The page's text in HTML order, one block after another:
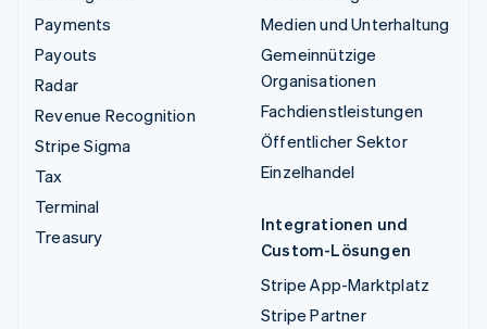
Payments
Payouts
Radar
Revenue Recognition
Stripe Sigma
Tax
Terminal
Treasury
Medien und Unterhaltung
Gemeinnützige
Organisationen
Fachdienstleistungen
Öffentlicher Sektor
Einzelhandel
Integrationen und
Custom-Lösungen
Stripe App-Marktplatz
Stripe Partner